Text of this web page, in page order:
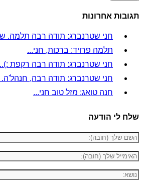
תגובות אחרונות
חני שטרנברג: תודה רבה תלמה.
תלמה פרויד: ברכות, חני...
חני שטרנברג: תודה רבה רקפת
חני שטרנברג: תודה רבה,
חנה טואג: מזל טוב חני...
שלח לי הודעה